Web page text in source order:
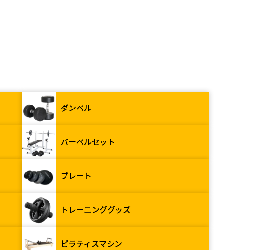
ダンベル
バーベルセット
プレート
トレーニンググッズ
ピラティスマシン